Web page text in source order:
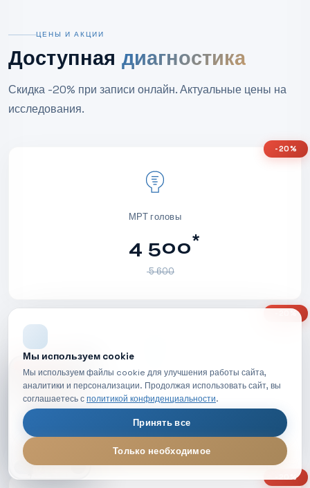
ЦЕНЫ И АКЦИИ
Доступная диагностика
Скидка -20% при записи онлайн. Актуальные цены на
исследования.
МРТ головы
4 500*
5 600
-20%
МРТ позвоночника
4 900*
6 100
-20%
-20%
Мы используем cookie
Мы используем файлы cookie для улучшения работы сайта,
аналитики и персонализации. Продолжая использовать сайт, вы
соглашаетесь сполитикой конфиденциальности.
Принять все
Только необходимое